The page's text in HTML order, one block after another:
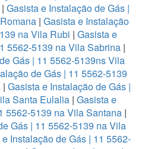
| Gasista e Instalação de Gás |
| Gasista e Instalação
na Vila Rubi | Gasista e
5562-5139 na Vila Sabrina|
Gás | 11 5562-5139ns Vila
de Gás | 11 5562-5139
| Gasista e Instalação de Gás |
Santa Eulalia | Gasista e
5562-5139 na Vila Santana|
Gás | 11 5562-5139 na Vila
Instalação de Gás | 11 5562-